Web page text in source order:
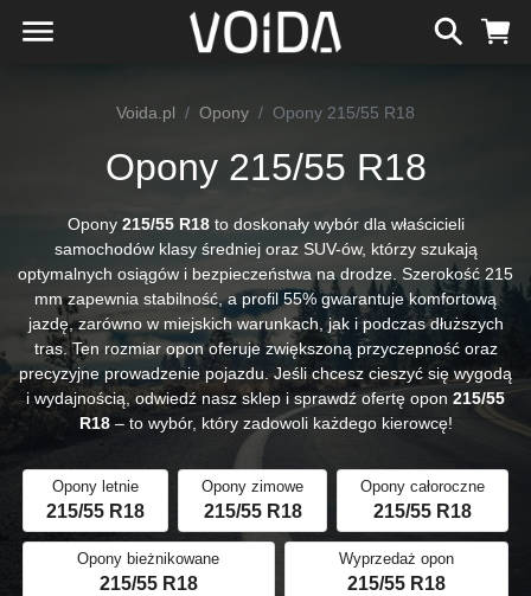
Voida.pl Opony Opony 215/55 R18
Opony 215/55 R18
Opony 215/55 R18to doskonały wybór dla właścicieli
samochodów klasy średniej oraz SUV-ów, którzy szukają
optymalnych osiągów i bezpieczeństwa na drodze. Szerokość 215
mm zapewnia stabilność, a profil 55% gwarantuje komfortową
jazdę, zarówno w miejskich warunkach, jak i podczas dłuższych
tras. Ten rozmiar opon oferuje zwiększoną przyczepność oraz
precyzyjne prowadzenie pojazdu. Jeśli chcesz cieszyć się wygodą
i wydajnością, odwiedź nasz sklep i sprawdź ofertę opon 215/55
R18– to wybór, który zadowoli każdego kierowcę!
Opony letnie
215/55 R18
Opony zimowe
215/55 R18
Opony całoroczne
215/55 R18
Opony bieżnikowane
215/55 R18
Wyprzedaż opon
215/55 R18